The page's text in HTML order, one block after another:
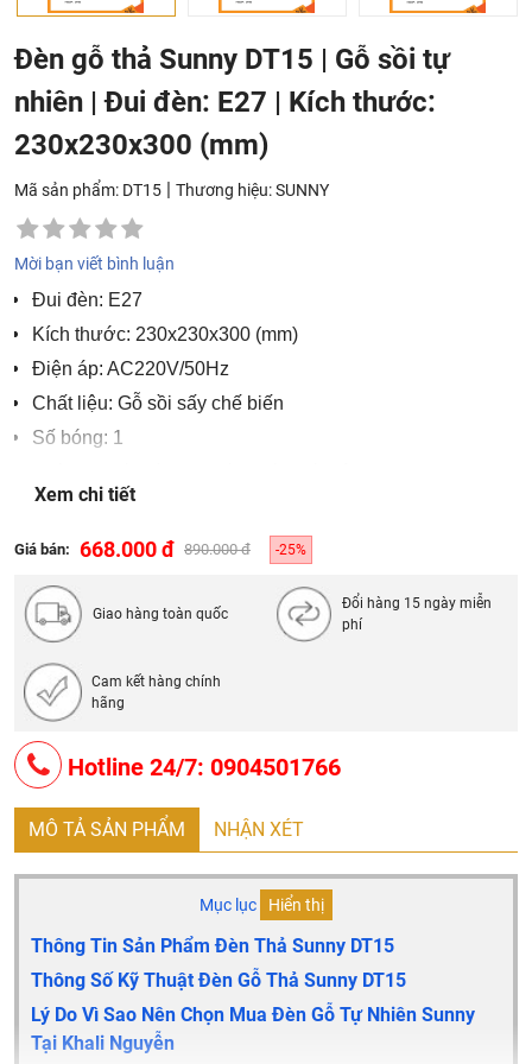
Đèn gỗ thả Sunny DT15 | Gỗ sồi tự
nhiên | Đui đèn: E27 | Kích thước:
230x230x300 (mm)
Mã sản phẩm: DT15 | Thương hiệu:SUNNY
Mời bạn viết bình luận
Đui đèn: E27
Kích thước: 230x230x300 (mm)
Điện áp: AC220V/50Hz
Chất liệu: Gỗ sồi sấy chế biến
Số bóng: 1
bóng đèn LED
Xem chi tiết
Giá bán: 668.000 đ 890.000 đ -25%
Giao hàng toàn quốc
Đổi hàng 15 ngày miễn
phí
Cam kết hàng chính
hãng
Hotline 24/7: 0904501766
MÔ TẢ SẢN PHẨM NHẬN XÉT
Mục lục Hiển thị
Thông Tin Sản Phẩm Đèn Thả Sunny DT15
Thông Số Kỹ Thuật Đèn Gỗ Thả Sunny DT15
Lý Do Vì Sao Nên Chọn Mua Đèn Gỗ Tự Nhiên Sunny
Tại Khali Nguyễn